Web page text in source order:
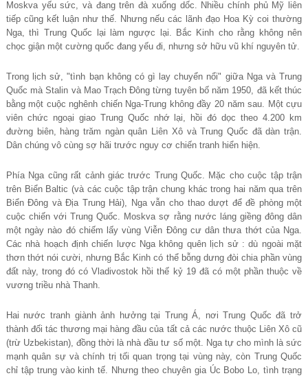
Moskva yếu sức, và đang trên đà xuống dốc. Nhiều chính phủ Mỹ liên
tiếp cũng kết luận như thế. Nhưng nếu các lãnh đạo Hoa Kỳ coi thường
Nga, thì Trung Quốc lại làm ngược lại. Bắc Kinh cho rằng không nên
chọc giận một cường quốc đang yếu đi, nhưng sở hữu vũ khí nguyên tử.
Trong lịch sử, "tình bạn không có gì lay chuyển nổi" giữa Nga và Trung
Quốc mà Stalin và Mao Trạch Đông từng tuyên bố năm 1950, đã kết thúc
bằng một cuộc nghênh chiến Nga-Trung không đầy 20 năm sau. Một cựu
viên chức ngoại giao Trung Quốc nhớ lại, hồi đó dọc theo 4.200 km
đường biên, hàng trăm ngàn quân Liên Xô và Trung Quốc đã dàn trận.
Dân chúng vô cùng sợ hãi trước nguy cơ chiến tranh hiển hiện.
Phía Nga cũng rất cảnh giác trước Trung Quốc. Mặc cho cuộc tập trận
trên Biển Baltic (và các cuộc tập trận chung khác trong hai năm qua trên
Biển Đông và Địa Trung Hải), Nga vẫn cho thao dượt để đề phòng một
cuộc chiến với Trung Quốc. Moskva sợ rằng nước láng giềng đông dân
một ngày nào đó chiếm lấy vùng Viễn Đông cư dân thưa thớt của Nga.
Các nhà hoạch định chiến lược Nga không quên lịch sử : dù ngoài mặt
thơn thớt nói cười, nhưng Bắc Kinh có thể bỗng dưng đòi chia phần vùng
đất này, trong đó có Vladivostok hồi thế kỷ 19 đã có một phần thuộc về
vương triều nhà Thanh.
Hai nước tranh giành ảnh hưởng tại Trung Á, nơi Trung Quốc đã trở
thành đối tác thương mại hàng đầu của tất cả các nước thuộc Liên Xô cũ
(trừ Uzbekistan), đồng thời là nhà đầu tư số một. Nga tự cho mình là sức
mạnh quân sự và chính trị tối quan trọng tại vùng này, còn Trung Quốc
chỉ tập trung vào kinh tế. Nhưng theo chuyên gia Úc Bobo Lo, tình trạng